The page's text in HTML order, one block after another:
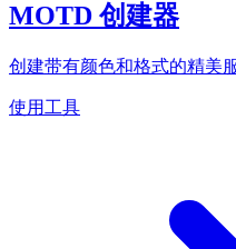
MOTD 创建器
创建带有颜色和格式的精美
使用工具